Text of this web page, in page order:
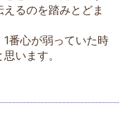
るのを踏みとどま
番心が弱っていた時
います。